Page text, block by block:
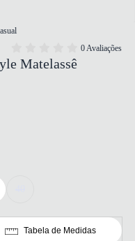
0 Avaliações
Matelassê
Tabela de Medidas